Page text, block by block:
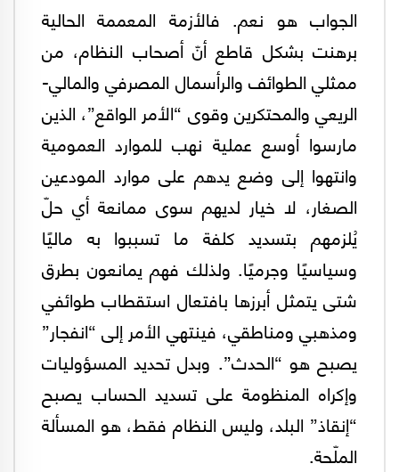
الجواب هو نعم. فالأزمة المعممة الحالية
برهنت بشكل قاطع أنّ أصحاب النظام، من
ممثلي الطوائف والرأسمال المصرفي والمالي-
الريعي والمحتكرين وقوى “الأمر الواقع”، الذين
مارسوا أوسع عملية نهب للموارد العمومية
وانتهوا إلى وضع يدهم على موارد المودعين
الصغار، لا خيار لديهم سوى ممانعة أي حلّ
يُلزمهم بتسديد كلفة ما تسببوا به ماليًا
وسياسيًا وجرميًا. ولذلك فهم يمانعون بطرق
شتى يتمثل أبرزها بافتعال استقطاب طوائفي
ومذهبي ومناطقي، فينتهي الأمر إلى “انفجار”
يصبح هو “الحدث”. وبدل تحديد المسؤوليات
وإكراه المنظومة على تسديد الحساب يصبح
“إنقاذ” البلد، وليس النظام فقط، هو المسألة
الملّحة.